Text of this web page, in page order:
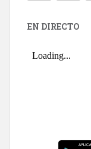
EN DIRECTO